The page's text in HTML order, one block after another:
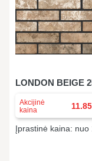
LONDON BEIGE
Akcijinė
kaina
Įprastinė kaina: nuo